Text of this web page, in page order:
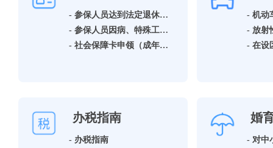
- 参保人员达到法定退休年龄领取基本养老保险待遇资格确认
- 参保人员因病、特殊工种提前退休领取基本养老保险待遇资格确认
- 社会保障卡申领（成年人）
- 机动
办税指南
- 办税指南
婚